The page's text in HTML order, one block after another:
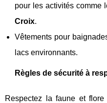
pour les activités comme
Croix.
Vêtements pour
lacs environnants.
Règles de sécurité à
Respectez la faune et flore